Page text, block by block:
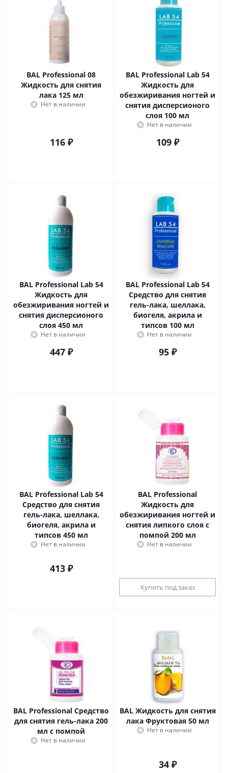
BAL Professional 08
Жидкость для снятия
лака 125 мл
Нет в наличии
116₽
BAL Professional Lab 54
Жидкость для
обезжиривания ногтей и
снятия дисперсионого
слоя 100 мл
Нет в наличии
109₽
BAL Professional Lab 54
Жидкость для
обезжиривания ногтей и
снятия дисперсионого
слоя 450 мл
Нет в наличии
447₽
BAL Professional Lab 54
Средство для снятия
гель-лака, шеллака,
биогеля, акрила и
типсов 100 мл
Нет в наличии
95₽
BAL Professional Lab 54
Средство для снятия
гель-лака, шеллака,
биогеля, акрила и
типсов 450 мл
Нет в наличии
413₽
BAL Professional
Жидкость для
обезжиривания ногтей и
снятия липкого слоя с
помпой 200 мл
Нет в наличии
Купить под заказ
BAL Professional Средство
для снятия гель-лака 200
мл с помпой
Нет в наличии
BAL Жидкость для снятия
лака Фруктовая 50 мл
Нет в наличии
34₽